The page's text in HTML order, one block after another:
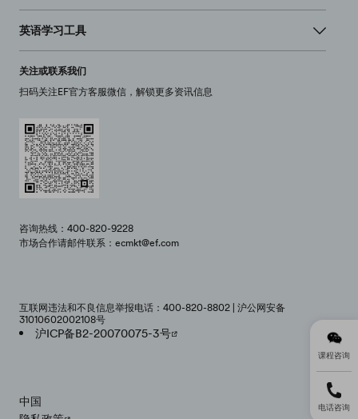
英语学习工具
关注或联系我们
扫码关注EF官方客服微信，解锁更多资讯信息
咨询热线：400-820-9228
市场合作请邮件联系：ecmkt@ef.com
互联网违法和不良信息举报电话：400-820-8802 | 沪公网安备
31010602002108号
沪ICP备B2-20070075-3号
中国
课程咨询
电话咨询